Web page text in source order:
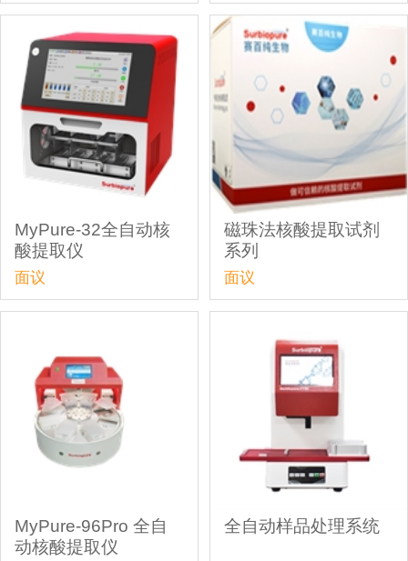
MyPure-32全自动核
酸提取仪
面议
磁珠法核酸提取试剂
系列
面议
MyPure-96Pro 全自
动核酸提取仪
全自动样品处理系统